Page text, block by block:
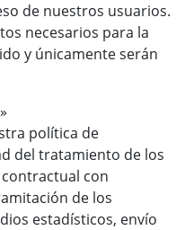
de nuestros usuarios.
necesarios para la
y únicamente serán
política de
del tratamiento de los
con
de los
estadísticos, envío